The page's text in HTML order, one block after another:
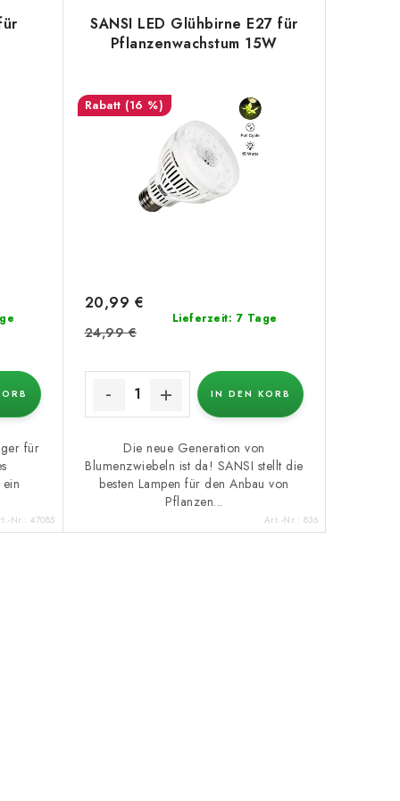
für
Nr.: 47085
SANSI LED Glühbirne E27 für
Pflanzenwachstum 15W
(16 %)
Lieferzeit: 7 Tage
20,99 €
24,99 €
IN DEN KORB
Die neue Generation von
Blumenzwiebeln ist da! SANSI stellt die
besten Lampen für den Anbau von
Pflanzen...
Art.-Nr.: 836